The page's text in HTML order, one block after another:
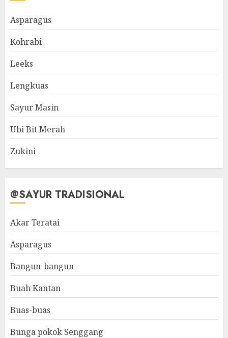
Asparagus
Kohrabi
Leeks
Lengkuas
Sayur Masin
Ubi Bit Merah
Zukini
@SAYUR TRADISIONAL
Akar Teratai
Asparagus
Bangun-bangun
Buah Kantan
Buas-buas
Bunga pokok Senggang